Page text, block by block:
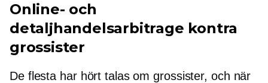
Online- och
detaljhandelsarbitrage kontra
grossister
De flesta har hört talas om grossister, och när